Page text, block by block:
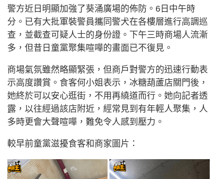
警方近日明顯加強了葵涌廣場的佈防。6日中午時
分。已有大批軍裝警員攜同警犬在各樓層進行高調巡
查，並截查可疑人士的身份證。下午三時商場人流漸
多，但昔日童黨聚集喧嘩的畫面已不復見。
商場氣氛雖然略顯緊張，但商戶對警方的迅速行動表
示高度讚賞。食客何小姐表示，冰糖葫蘆店關門後，
她終於可以安心逛街，不用再繞道而行。她向記者透
露，以往經過該店附近，經常見到有年輕人聚集，人
多時更會大聲喧嘩，難免令人感到壓力。
較早前童黨滋擾食客和商家圖片：